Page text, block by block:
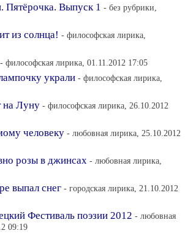
Пятёрочка. Выпуск 1 - без рубрики,
из солнца! - философская лирика,
- философская лирика, 01.11.2012 17:05
украли - философская лирика,
на Луну - философская лирика, 26.10.2012
человеку - любовная лирика, 25.10.2012
розы в джинсах - любовная лирика,
выпал снег - городская лирика, 21.10.2012
Фестиваль поэзии 2012 - любовная
09:19